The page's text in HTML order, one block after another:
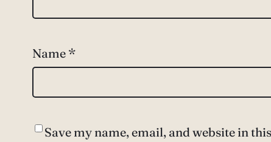
Name *
Save my name, email, and website in